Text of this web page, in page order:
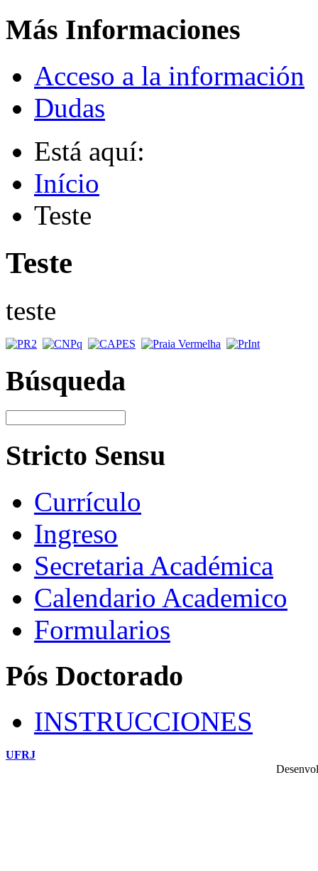
Más Informaciones
Acceso a la información
Dudas
Está aquí:
Início
Teste
Teste
teste
Búsqueda
Stricto Sensu
Currículo
Ingreso
Secretaria Académica
Calendario Academico
Formularios
Pós Doctorado
INSTRUCCIONES
UFRJ